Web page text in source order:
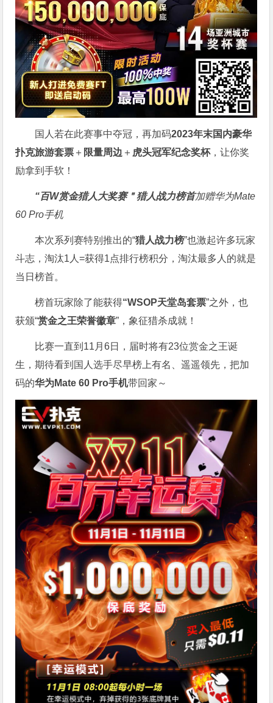
国人若在此赛事中夺冠，再加码2023年末国内豪华
扑克旅游套票 ＋ 限量周边 ＋ 虎头冠军纪念奖杯，让你奖
励拿到手软！
“百W赏金猎人大奖赛＂猎人战力榜首加赠华为Mate
60 Pro手机
本次系列赛特别推出的“猎人战力榜”也激起许多玩家
斗志，淘汰1人=获得1点排行榜积分，淘汰最多人的就是
当日榜首。
榜首玩家除了能获得“WSOP天堂岛套票”之外，也
获颁“赏金之王荣誉徽章”，象征猎杀成就！
比赛一直到11月6日，届时将有23位赏金之王诞
生，期待看到国人选手尽早榜上有名、遥遥领先，把加
码的华为Mate 60 Pro手机带回家～